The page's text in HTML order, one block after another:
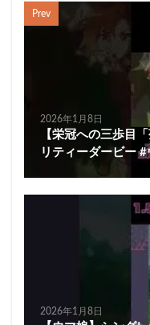
Prev
2026年1月8日
【栄冠への三歩目
リティーダービー
2026年1月8日